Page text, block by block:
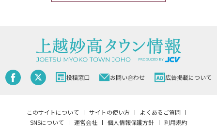
投稿窓口 お問い合わせ 広告掲載について
このサイトについて サイトの使い方
よくあるご質問
SNSについて
運営会社 個人情報保護方針 利用規約